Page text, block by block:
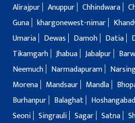
Alirajpur Anuppur Chhindwara
Guna khargonewest-nimar
Umaria
Dewas Damoh Datia
Tikamgarh Jhabua Jabalpur
Neemuch
Narmadapuram
Morena
Mandsaur Mandla
Burhanpur
Balaghat Hoshangabad
Seoni Singrauli Sagar Satna